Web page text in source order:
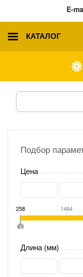
E-
КАТАЛОГ
Подбор
Цена
258 1464
Длина (мм)